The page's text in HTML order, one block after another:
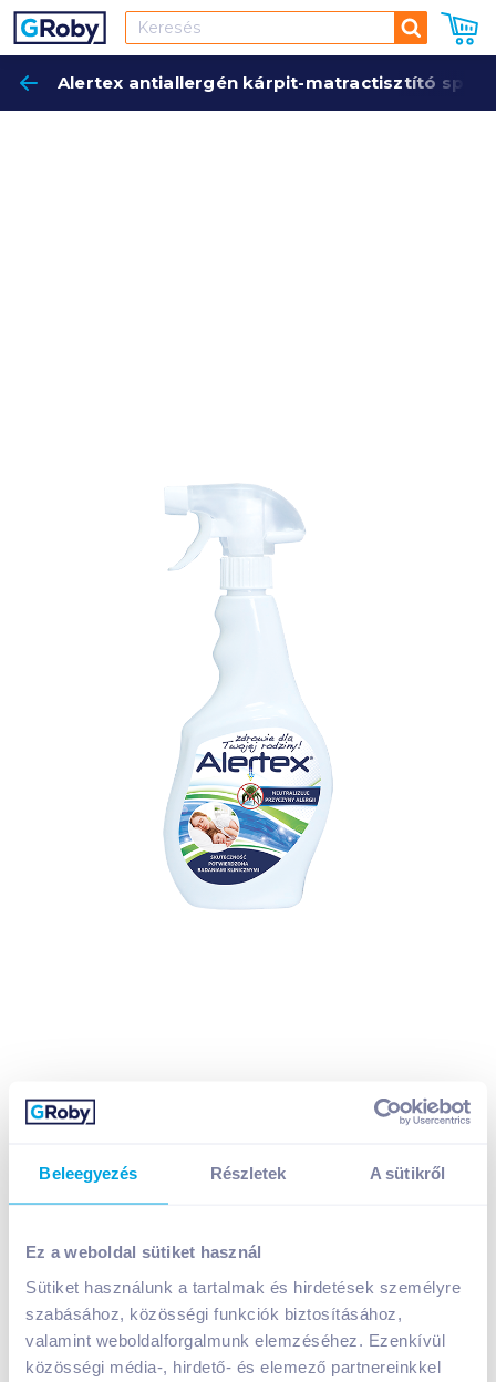
Beleegyezés Részletek A sütikről
Ez a weboldal sütiket használ
Sütiket használunk a tartalmak és hirdetések személyre
szabásához, közösségi funkciók biztosításához,
valamint weboldalforgalmunk elemzéséhez. Ezenkívül
közösségi média-, hirdető- és elemező partnereinkkel
Keresés
Alertex antiallergén kárpit-matractisztító spray
Alertex antiallergén kárpit-matractisztító spray 500
ml
A termék jelenleg nem elérhető